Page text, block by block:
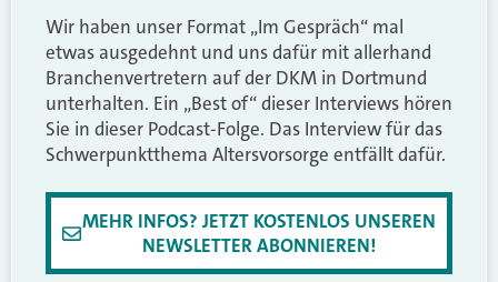
Wir haben unser Format „Im Gespräch“ mal
etwas ausgedehnt und uns dafür mit allerhand
Branchenvertretern auf der DKM in Dortmund
unterhalten. Ein „Best of“ dieser Interviews hören
Sie in dieser Podcast-Folge. Das Interview für das
Schwerpunktthema Altersvorsorge entfällt dafür.
MEHR INFOS? JETZT KOSTENLOS UNSEREN
NEWSLETTER ABONNIEREN!